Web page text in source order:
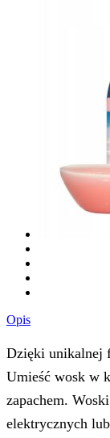
Opis
Dzięki unikalnej
Umieść wosk w
zapachem.
elektrycznych